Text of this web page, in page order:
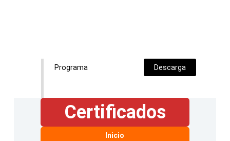
Programa Descarga
Certificados
Inicio